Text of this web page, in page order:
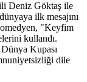
Deniz Göktaş ile
ilk mesajını
"Keyfim
kullandı.
Kupası
dile